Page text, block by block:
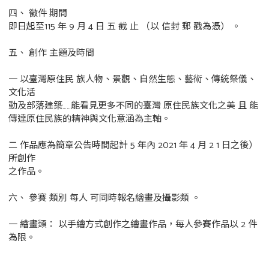
四、 徵件 期間
即日起至115 年 9 月 4 日 五 截 止 （以 信封 郵 戳為憑） 。
五、 創作 主題及時間
一 以臺灣原住民 族人物、景觀、自然生態、藝術、傳統祭儀、
文化活
動及部落建築……能看見更多不同的臺灣 原住民族文化之美 且 能
傳達原住民族的精神與文化意涵為主軸。
二 作品應為簡章公告時間起計 5 年內 2021 年 4 月 2 1 日之後）
所創作
之作品。
六、 參賽 類別 每人 可同時報名繪畫及攝影類 。
一 繪畫類： 以手繪方式創作之繪畫作品，每人參賽作品以 2 件
為限。